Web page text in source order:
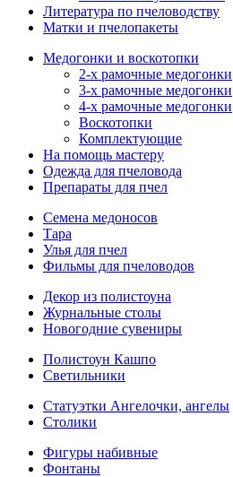
Литература по пчеловодству
Матки и пчелопакеты
Медогонки и воскотопки
2-х рамочные медогонки
3-х рамочные медогонки
4-х рамочные медогонки
Воскотопки
Комплектующие
На помощь мастеру
Одежда для пчеловода
Препараты для пчел
Семена медоносов
Тара
Улья для пчел
Фильмы для пчеловодов
Декор из полистоуна
Журнальные столы
Новогодние сувениры
Полистоун Кашпо
Светильники
Статуэтки Ангелочки, ангелы
Столики
Фигуры набивные
Фонтаны